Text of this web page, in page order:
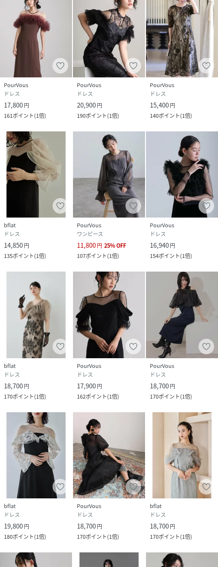
品番
NJ9736_216241978
216241978-2110-ZnD-XXT NJ9736)
PourVous
ドレス
17,800円
161ポイント(1倍)
PourVous
ドレス
20,900円
190ポイント(1倍)
PourVous
ドレス
15,400円
140ポイント(1倍)
bflat
ドレス
14,850円
135ポイント(1倍)
PourVous
ワンピース
11,800円 25%OFF
107ポイント(1倍)
PourVous
ドレス
16,940円
154ポイント(1倍)
bflat
ドレス
18,700円
170ポイント(1倍)
PourVous
ドレス
17,900円
162ポイント(1倍)
PourVous
ドレス
18,700円
170ポイント(1倍)
bflat
ドレス
19,800円
180ポイント(1倍)
PourVous
ドレス
18,700円
170ポイント(1倍)
bflat
ドレス
18,700円
170ポイント(1倍)